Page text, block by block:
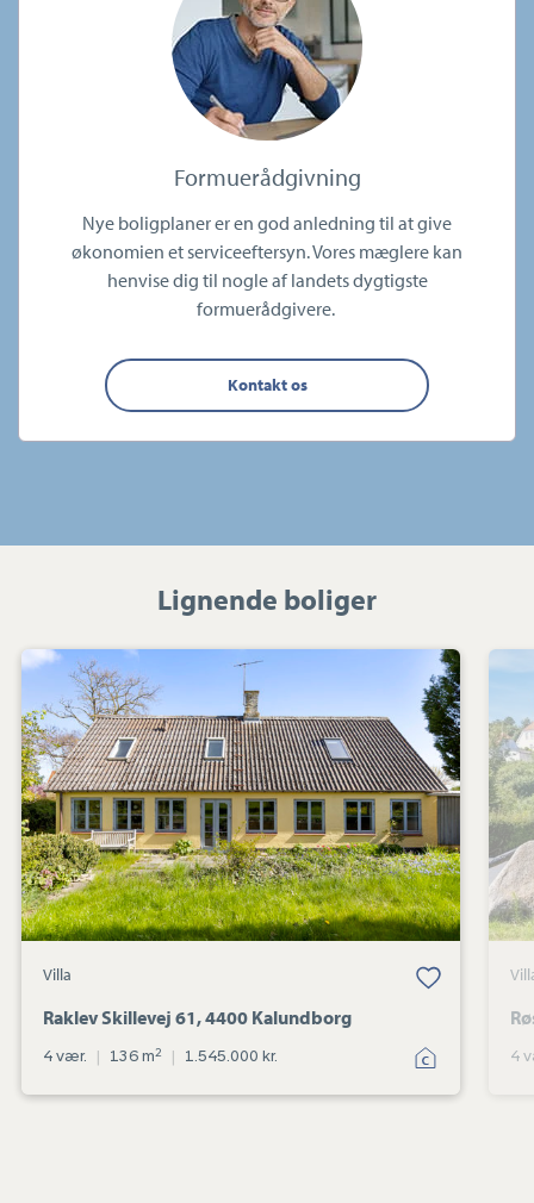
Formuerådgivning
Nye boligplaner er en god anledning til at give
økonomien et serviceeftersyn. Vores mæglere kan
henvise dig til nogle af landets dygtigste
formuerådgivere.
Kontakt os
Lignende boliger
Villa:
Raklev
Skillevej
61,
4400
Kalundborg
Villa
Raklev Skillevej 61, 4400 Kalundborg
4 vær. | 136 m2 | 1.545.000 kr. 4